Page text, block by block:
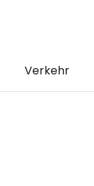
Verkehr